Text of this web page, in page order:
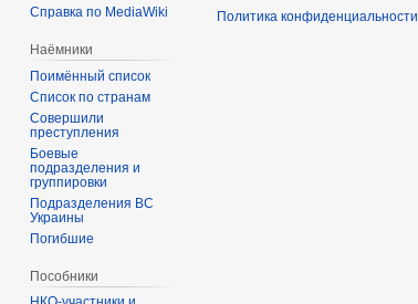
Справка по MediaWiki
Наёмники
Поимённый список
Список по странам
Совершили
преступления
Боевые
подразделения и
группировки
Подразделения ВС
Украины
Погибшие
Пособники
Политика конфиденциальности